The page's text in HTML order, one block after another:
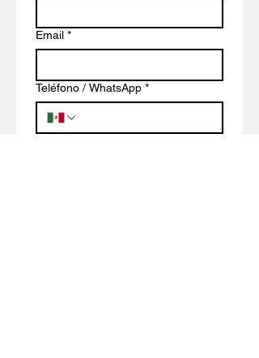
Email *
Teléfono / WhatsApp *